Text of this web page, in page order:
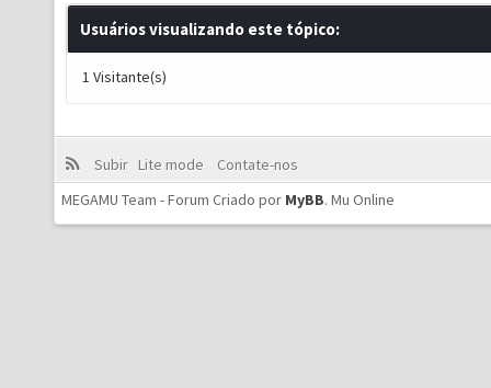
Usuários visualizando este tópico:
1 Visitante(s)
Subir Lite mode
Contate-nos
MEGAMU Team - Forum Criado por MyBB. Mu Online